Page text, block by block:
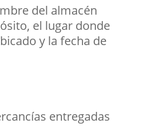
del almacén
el lugar donde
y la fecha de
entregadas